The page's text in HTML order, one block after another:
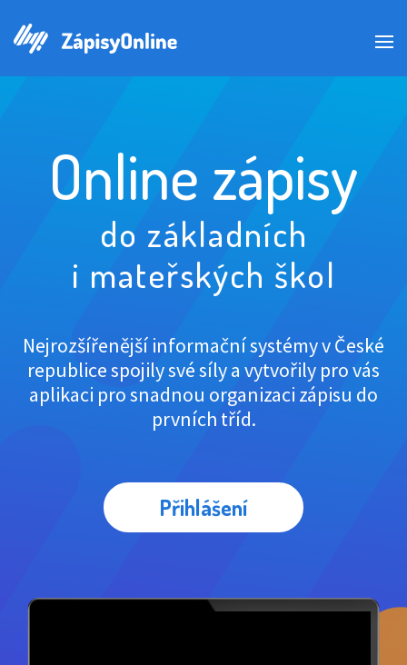
Online zápisy
do základních
i mateřských škol
Nejrozšířenější informační systémy v České
republice spojily své síly a vytvořily pro vás
aplikaci pro snadnou organizaci zápisu do
prvních tříd.
Přihlášení